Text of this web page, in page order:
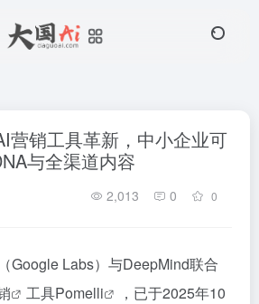
营销工具革新，中小企业可
与全渠道内容
2,013 0 0
Google Labs）与DeepMind联合
工具Pomelli
，已于2025年10